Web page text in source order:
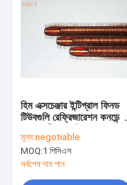
হিম এক্সচেঞ্জার ইন্টিগ্রাল ফিনড
টিউবগুলি রেফ্রিজারেশন
মূল্য:negotiable
MOQ:1 পিসিএস
সর্বশেষ দাম পান